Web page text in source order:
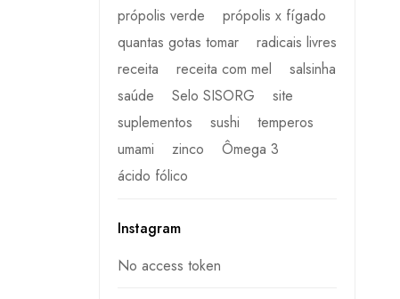
própolis verde
própolis x fígado
quantas gotas tomar
radicais livres
receita
receita com mel
salsinha
saúde
Selo SISORG
site
suplementos
sushi
temperos
umami
zinco
Ômega 3
ácido fólico
Instagram
No access token